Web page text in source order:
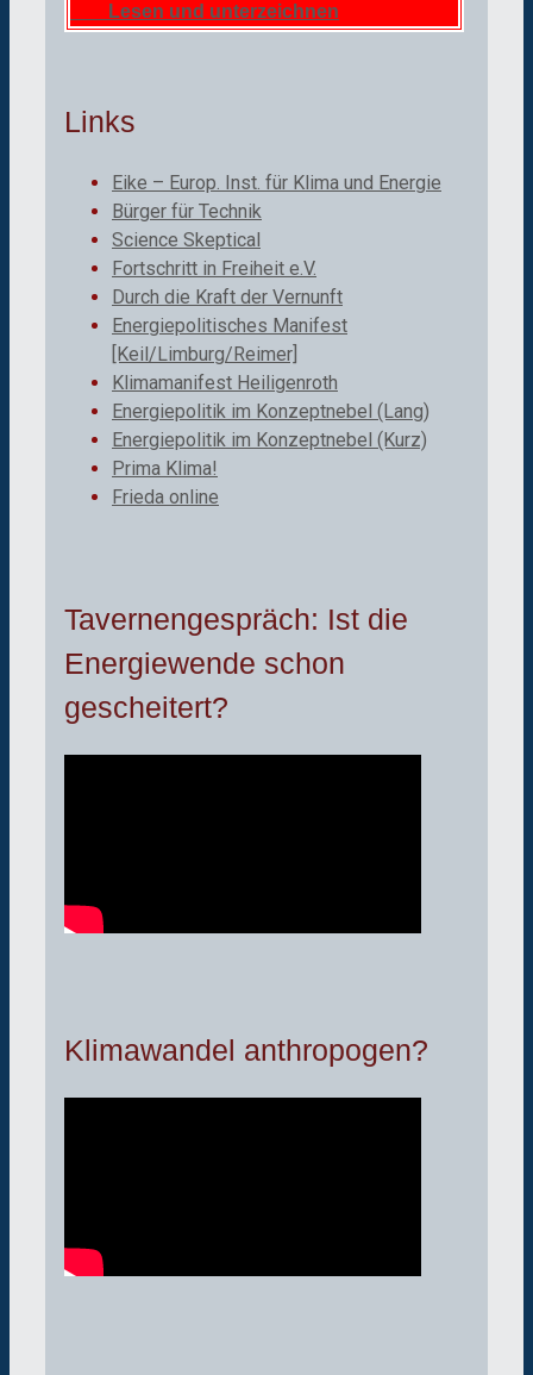
Lesen und unterzeichnen
Links
Eike – Europ. Inst. für Klima und Energie
Bürger für Technik
Science Skeptical
Fortschritt in Freiheit e.V.
Durch die Kraft der Vernunft
Energiepolitisches Manifest
[Keil/Limburg/Reimer]
Klimamanifest Heiligenroth
Energiepolitik im Konzeptnebel (Lang)
Energiepolitik im Konzeptnebel (Kurz)
Prima Klima!
Frieda online
Tavernengespräch: Ist die
Energiewende schon
gescheitert?
Klimawandel anthropogen?